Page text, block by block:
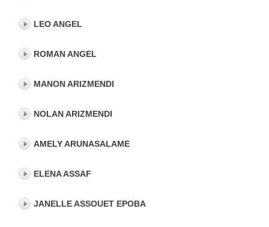
LEO ANGEL
ROMAN ANGEL
MANON ARIZMENDI
NOLAN ARIZMENDI
AMELY ARUNASALAME
ELENA ASSAF
JANELLE ASSOUET EPOBA